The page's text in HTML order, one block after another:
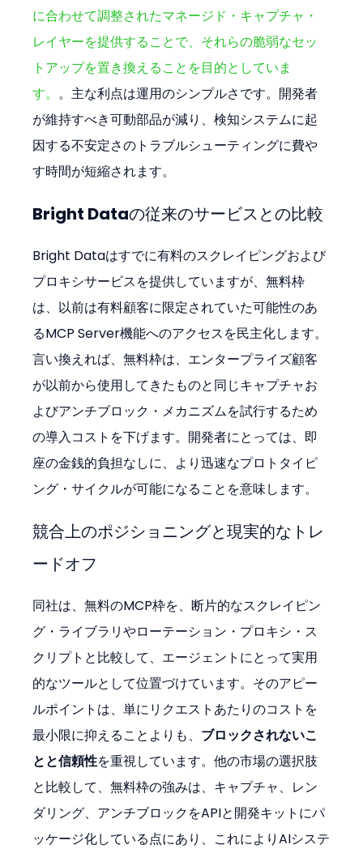
に合わせて調整されたマネージド・キャプチャ・
レイヤーを提供することで、それらの脆弱なセッ
トアップを置き換えることを目的としていま
す。 。主な利点は運用のシンプルさです。開発者
が維持すべき可動部品が減り、検知システムに起
因する不安定さのトラブルシューティングに費や
す時間が短縮されます。
Bright Dataの従来のサービスとの比較
Bright Dataはすでに有料のスクレイピングおよび
プロキシサービスを提供していますが、無料枠
は、以前は有料顧客に限定されていた可能性のあ
るMCP Server機能へのアクセスを民主化します。
言い換えれば、無料枠は、エンタープライズ顧客
が以前から使用してきたものと同じキャプチャお
よびアンチブロック・メカニズムを試行するため
の導入コストを下げます。開発者にとっては、即
座の金銭的負担なしに、より迅速なプロトタイピ
ング・サイクルが可能になることを意味します。
競合上のポジショニングと現実的なトレ
ードオフ
同社は、無料のMCP枠を、断片的なスクレイピン
グ・ライブラリやローテーション・プロキシ・ス
クリプトと比較して、エージェントにとって実用
的なツールとして位置づけています。そのアピー
ルポイントは、単にリクエストあたりのコストを
最小限に抑えることよりも、 ブロックされないこ
とと信頼性を重視しています。他の市場の選択肢
と比較して、無料枠の強みは、キャプチャ、レン
ダリング、アンチブロックをAPIと開発キットにパ
ッケージ化している点にあり、これによりAIシステ